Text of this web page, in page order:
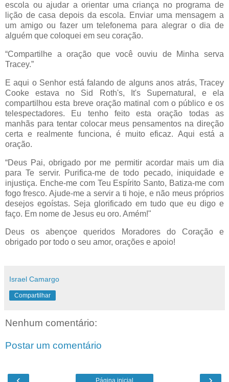
escola ou ajudar a orientar uma criança no programa de
lição de casa depois da escola. Enviar uma mensagem a
um amigo ou fazer um telefonema para alegrar o dia de
alguém que coloquei em seu coração.
“Compartilhe a oração que você ouviu de Minha serva
Tracey.”
E aqui o Senhor está falando de alguns anos atrás, Tracey
Cooke estava no Sid Roth's, It's Supernatural, e ela
compartilhou esta breve oração matinal com o público e os
telespectadores. Eu tenho feito esta oração todas as
manhãs para tentar colocar meus pensamentos na direção
certa e realmente funciona, é muito eficaz. Aqui está a
oração.
“Deus Pai, obrigado por me permitir acordar mais um dia
para Te servir. Purifica-me de todo pecado, iniquidade e
injustiça. Enche-me com Teu Espírito Santo, Batiza-me com
fogo fresco. Ajude-me a servir a ti hoje, e não meus próprios
desejos egoístas. Seja glorificado em tudo que eu digo e
faço. Em nome de Jesus eu oro. Amém!"
Deus os abençoe queridos Moradores do Coração e
obrigado por todo o seu amor, orações e apoio!
Israel Camargo
Compartilhar
Nenhum comentário:
Postar um comentário